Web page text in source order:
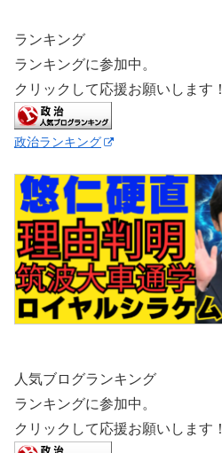
ランキング
ランキングに参加中。
クリックして応援お願いします！
政治ランキング
人気ブログランキング
ランキングに参加中。
クリックして応援お願いします！